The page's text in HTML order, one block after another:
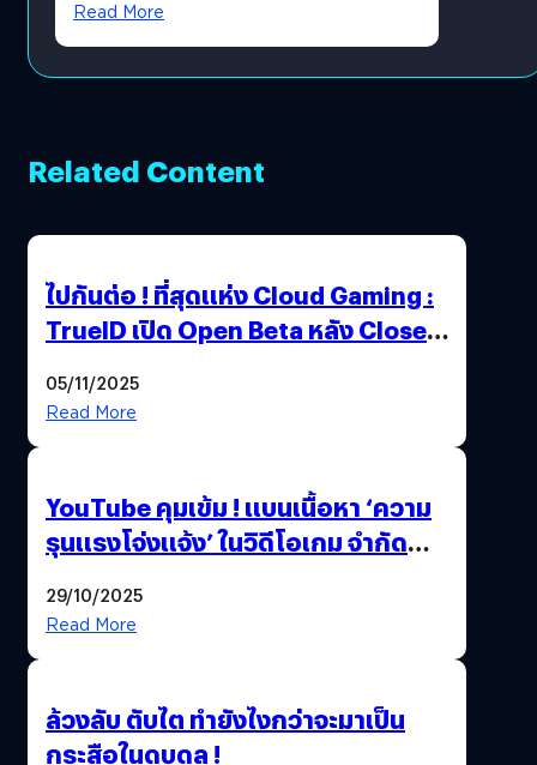
Read More
Related Content
ไปกันต่อ ! ที่สุดแห่ง Cloud Gaming :
TrueID เปิด Open Beta หลัง Close
Thailand Game Show 2025 ทะลุ 15
05/11/2025
Read More
YouTube คุมเข้ม ! แบนเนื้อหา ‘ความ
รุนแรงโจ่งแจ้ง’ ในวิดีโอเกม จำกัด
29/10/2025
Read More
ล้วงลับ ตับไต ทำยังไงกว่าจะมาเป็น
กระสือในดบดล !